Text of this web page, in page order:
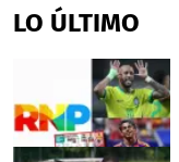
of
3
LO ÚLTIMO